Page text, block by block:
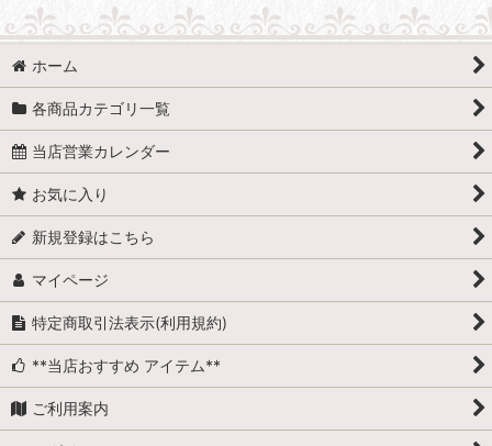
ホーム
各商品カテゴリ一覧
当店営業カレンダー
お気に入り
新規登録はこちら
マイページ
特定商取引法表示(利用規約)
**当店おすすめ アイテム**
ご利用案内